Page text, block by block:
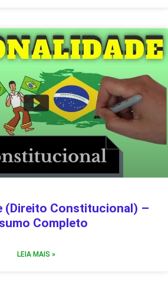
(Direito Constitucional) –
Completo
LEIA MAIS »